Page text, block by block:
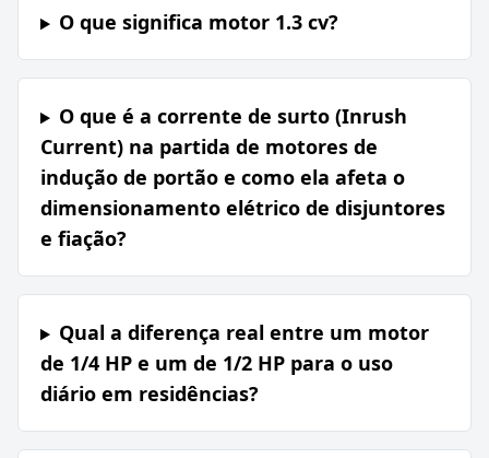
O que significa motor 1.3 cv?
O que é a corrente de surto (Inrush
Current) na partida de motores de
indução de portão e como ela afeta o
dimensionamento elétrico de disjuntores
e fiação?
Qual a diferença real entre um motor
de 1/4 HP e um de 1/2 HP para o uso
diário em residências?